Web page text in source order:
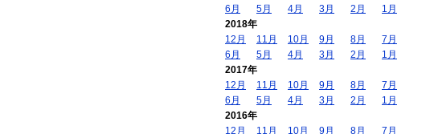
6月
5月 4月 3月 2月
1月
2018年
12月
11月 10月 9月 8月
7月
6月
5月 4月 3月 2月
1月
2017年
12月
11月 10月 9月 8月
7月
6月
5月 4月 3月 2月
1月
2016年
12月
11月 10月 9月 8月 7月